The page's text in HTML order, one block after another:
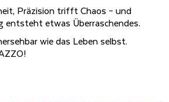
Präzision trifft Chaos – und
entsteht etwas Überraschendes.
wie das Leben selbst.